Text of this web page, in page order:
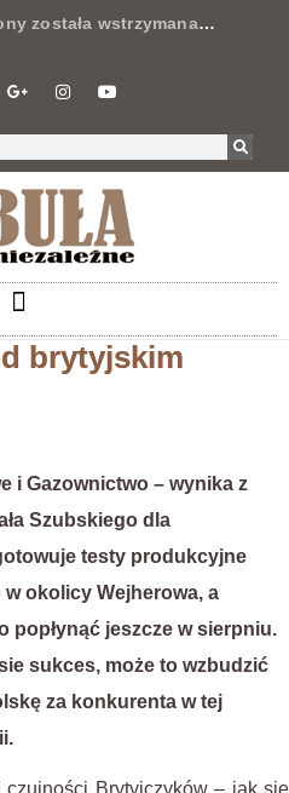
wstrzymana…
brytyjskim
i Gazownictwo – wynika z
Szubskiego dla
testy produkcyjne
okolicy Wejherowa, a
popłynąć jeszcze w sierpniu.
sukces, może to wzbudzić
za konkurenta w tej
Brytyjczyków – jak się